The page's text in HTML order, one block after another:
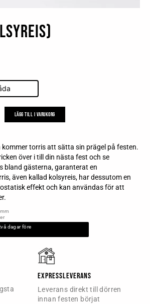
Lägg till i varukorg
kommer torris att sätta sin prägel på festen.
över i till din nästa fest och se
bland gästerna, garanterat en
även kallad kolsyreis, har dessutom en
effekt och kan användas för att
dagar före
Expressleverans
Leverans direkt till dörren
innan festen börjat